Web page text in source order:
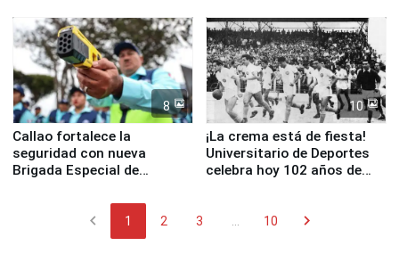
8
Callao fortalece la
seguridad con nueva
Brigada Especial de
equipamiento para
10
¡La crema está de fiesta!
Universitario de Deportes
celebra hoy 102 años de
chevron_left 1 2 3 10 chevron_right